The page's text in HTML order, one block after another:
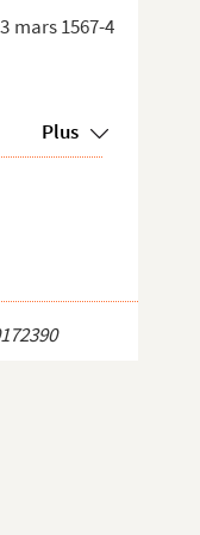
mars 1567-4
Plus